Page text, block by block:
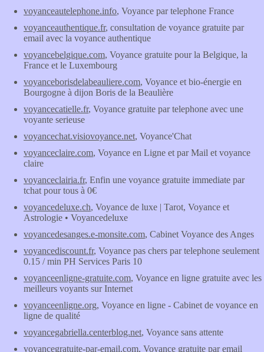
voyanceautelephone.info, Voyance par telephone France
voyanceauthentique.fr, consultation de voyance gratuite par
email avec la voyance authentique
voyancebelgique.com, Voyance gratuite pour la Belgique, la
France et le Luxembourg
voyanceborisdelabeauliere.com, Voyance et bio-énergie en
Bourgogne à dijon Boris de la Beaulière
voyancecatielle.fr, Voyance gratuite par telephone avec une
voyante serieuse
voyancechat.visiovoyance.net, Voyance'Chat
voyanceclaire.com, Voyance en Ligne et par Mail et voyance
claire
voyanceclairia.fr, Enfin une voyance gratuite immediate par
tchat pour tous à 0€
voyancedeluxe.ch, Voyance de luxe | Tarot, Voyance et
Astrologie • Voyancedeluxe
voyancedesanges.e-monsite.com, Cabinet Voyance des Anges
voyancediscount.fr, Voyance pas chers par telephone seulement
0.15 / min PH Services Paris 10
voyanceenligne-gratuite.com, Voyance en ligne gratuite avec les
meilleurs voyants sur Internet
voyanceenligne.org, Voyance en ligne - Cabinet de voyance en
ligne de qualité
voyancegabriella.centerblog.net, Voyance sans attente
voyancegratuite-par-email.com, Voyance gratuite par email